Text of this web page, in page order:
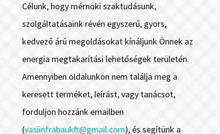
Célunk, hogy mérnöki szaktudásunk,
szolgáltatásaink révén egyszerű, gyors,
kedvező árú megoldásokat kínáljunk Önnek az
energia megtakarítási lehetőségek területén.
Amennyiben oldalunkon nem találja meg a
keresett terméket, leírást, vagy tanácsot,
forduljon hozzánk emailben
(vasiinfrabaukft@gmail.com), és segítünk a